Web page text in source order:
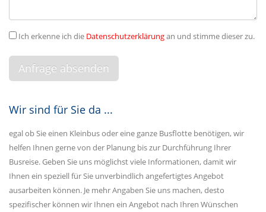
Ich erkenne ich die Datenschutzerklärungan und stimme dieser zu.
Wir sind für Sie da ...
egal ob Sie einen Kleinbus oder eine ganze Busflotte benötigen, wir
helfen Ihnen gerne von der Planung bis zur Durchführung Ihrer
Busreise. Geben Sie uns möglichst viele Informationen, damit wir
Ihnen ein speziell für Sie unverbindlich angefertigtes Angebot
ausarbeiten können. Je mehr Angaben Sie uns machen, desto
spezifischer können wir Ihnen ein Angebot nach Ihren Wünschen